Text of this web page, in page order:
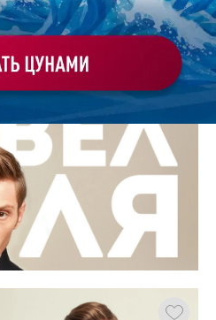
ХОЧУ ЗАКАЗАТЬ ТАКУЮ ПРЕЗЕНТАЦИЮ